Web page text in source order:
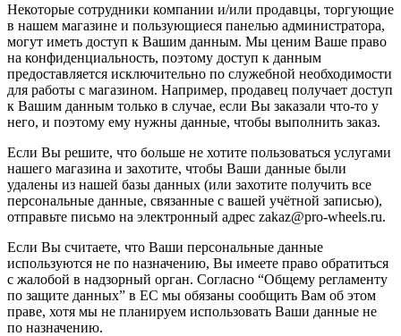
Некоторые сотрудники компании и/или продавцы, торгующие
в нашем магазине и пользующиеся панелью администратора,
могут иметь доступ к Вашим данным. Мы ценим Ваше право
на конфиденциальность, поэтому доступ к данным
предоставляется исключительно по служебной необходимости
для работы с магазином. Например, продавец получает доступ
к Вашим данным только в случае, если Вы заказали что-то у
него, и поэтому ему нужны данные, чтобы выполнить заказ.
Если Вы решите, что больше не хотите пользоваться услугами
нашего магазина и захотите, чтобы Ваши данные были
удалены из нашей базы данных (или захотите получить все
персональные данные, связанные с вашей учётной записью),
отправьте письмо на электронный адрес zakaz@pro-wheels.ru.
Если Вы считаете, что Ваши персональные данные
используются не по назначению, Вы имеете право обратиться
с жалобой в надзорный орган. Согласно “Общему регламенту
по защите данных” в ЕС мы обязаны сообщить Вам об этом
праве, хотя мы не планируем использовать Ваши данные не
по назначению.